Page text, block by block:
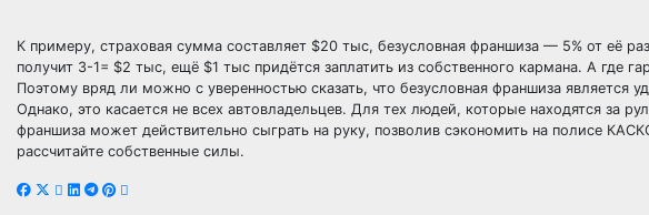
К примеру, страховая сумма составляет $20 тыс, безусловная франшиза — 5% от её
получит 3-1= $2 тыс, ещё $1 тыс придётся заплатить из собственного кармана. А где
Поэтому вряд ли можно с уверенностью сказать, что безусловная франшиза
Однако, это касается не всех автовладельцев. Для тех людей, которые находятся за
франшиза может действительно сыграть на руку, позволив сэкономить на полисе
рассчитайте собственные силы.